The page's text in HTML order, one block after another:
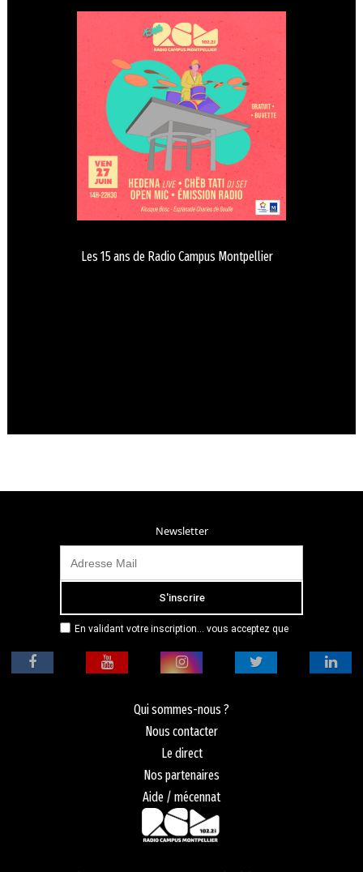
Les 15 ans de Radio Campus Montpellier
Newsletter
En validant votre inscription... vous acceptez que
adresse email dans le but de vous envoyer
mensuellement sa lettre d’informations. Pour plus
politique de confidentialité.
Qui sommes-nous ?
Nous contacter
Le direct
Nos partenaires
Aide / mécennat